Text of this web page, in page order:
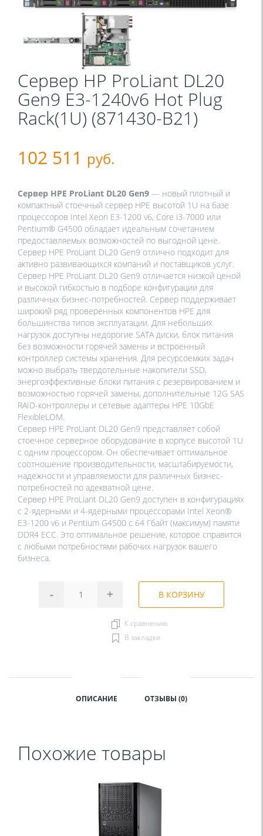
Сервер HP ProLiant DL20
Gen9 E3-1240v6 Hot Plug
Rack(1U) (871430-В21)
102 511 руб.
Сервер HPE ProLiant DL20 Gen9 — новый плотный и
компактный стоечный сервер HPE высотой 1U на базе
процессоров Intel Xeon E3-1200 v6, Core i3-7000 или
Pentium® G4500 обладает идеальным сочетанием
предоставляемых возможностей по выгодной цене.
Сервер HPE ProLiant DL20 Gen9 отлично подходит для
активно развивающихся компаний и поставщиков услуг.
Сервер HPE ProLiant DL20 Gen9 отличается низкой ценой
и высокой гибкостью в подборе конфигурации для
различных бизнес-потребностей. Сервер поддерживает
широкий ряд проверенных компонентов HPE для
большинства типов эксплуатации. Для небольших
нагрузок доступны недорогие SATA диски, блок питания
без возможности горячей замены и встроенный
контроллер системы хранения. Для ресурсоемких задач
можно выбрать твердотельные накопители SSD,
энергоэффективные блоки питания с резервированием и
возможностью горячей замены, дополнительные 12G SAS
RAID-контроллеры и сетевые адаптеры HPE 10GbE
FlexibleLOM.
Сервер HPE ProLiant DL20 Gen9 представляет собой
стоечное серверное оборудование в корпусе высотой 1U
с одним процессором. Он обеспечивает оптимальное
соотношение производительности, масштабируемости,
надежности и управляемости для различных бизнес-
потребностей по адекватной цене.
Сервер HPE ProLiant DL20 Gen9 доступен в конфигурациях
с 2-ядерными и 4-ядерными процессорами Intel Xeon®
E3-1200 v6 и Pentium G4500 с 64 Гбайт (максимум) памяти
DDR4 ECC. Это оптимальное решение, которое справится
с любыми потребностями рабочих нагрузок вашего
бизнеса.
- + В КОРЗИНУ
К сравнению
В закладки
ОПИСАНИЕ ОТЗЫВЫ (0)
Похожие товары